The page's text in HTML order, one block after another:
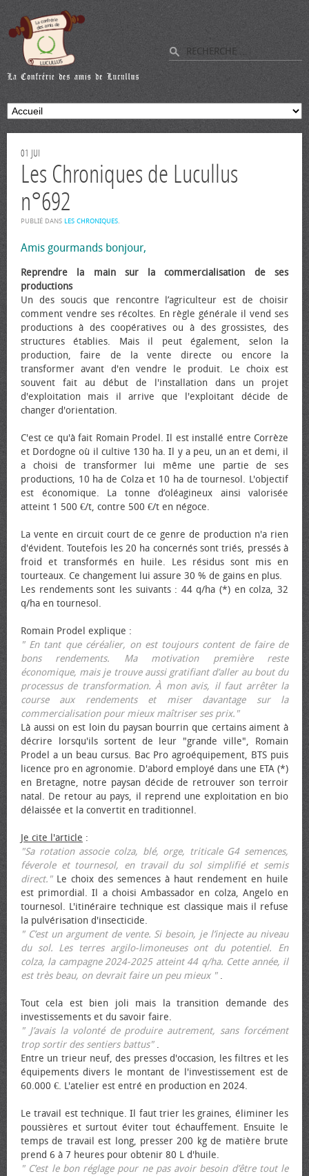
01 JUI
Les Chroniques de Lucullus
n°692
PUBLIÉ DANS LES CHRONIQUES.
Amis gourmands bonjour,
Reprendre la main sur la commercialisation de ses
productions
Un des soucis que rencontre l’agriculteur est de choisir
comment vendre ses récoltes. En règle générale il vend ses
productions à des coopératives ou à des grossistes, des
structures établies. Mais il peut également, selon la
production, faire de la vente directe ou encore la
transformer avant d'en vendre le produit. Le choix est
souvent fait au début de l'installation dans un projet
d'exploitation mais il arrive que l'exploitant décide de
changer d'orientation.
C'est ce qu'à fait Romain Prodel. Il est installé entre Corrèze
et Dordogne où il cultive 130 ha. Il y a peu, un an et demi, il
a choisi de transformer lui même une partie de ses
productions, 10 ha de Colza et 10 ha de tournesol. L'objectif
est économique. La tonne d’oléagineux ainsi valorisée
atteint 1 500 €/t, contre 500 €/t en négoce.
La vente en circuit court de ce genre de production n'a rien
d'évident. Toutefois les 20 ha concernés sont triés, pressés à
froid et transformés en huile. Les résidus sont mis en
tourteaux. Ce changement lui assure 30 % de gains en plus.
Les rendements sont les suivants : 44 q/ha (*) en colza, 32
q/ha en tournesol.
Romain Prodel explique :
" En tant que céréalier, on est toujours content de faire de
bons rendements. Ma motivation première reste
économique, mais je trouve aussi gratifiant d’aller au bout du
processus de transformation. À mon avis, il faut arrêter la
course aux rendements et miser davantage sur la
commercialisation pour mieux maîtriser ses prix."
Là aussi on est loin du paysan bourrin que certains aiment à
décrire lorsqu'ils sortent de leur "grande ville", Romain
Prodel a un beau cursus. Bac Pro agroéquipement, BTS puis
licence pro en agronomie. D'abord employé dans une ETA (*)
en Bretagne, notre paysan décide de retrouver son terroir
natal. De retour au pays, il reprend une exploitation en bio
délaissée et la convertit en traditionnel.
Je cite l'article :
"Sa rotation associe colza, blé, orge, triticale G4 semences,
féverole et tournesol, en travail du sol simplifié et semis
direct."Le choix des semences à haut rendement en huile
est primordial. Il a choisi Ambassador en colza, Angelo en
tournesol. L'itinéraire technique est classique mais il refuse
la pulvérisation d'insecticide.
" C’est un argument de vente. Si besoin, je l’injecte au niveau
du sol. Les terres argilo-limoneuses ont du potentiel. En
colza, la campagne 2024-2025 atteint 44 q/ha. Cette année, il
est très beau, on devrait faire un peu mieux ".
Tout cela est bien joli mais la transition demande des
investissements et du savoir faire.
" J’avais la volonté de produire autrement, sans forcément
trop sortir des sentiers battus".
Entre un trieur neuf, des presses d'occasion, les filtres et les
équipements divers le montant de l'investissement est de
60.000 €. L'atelier est entré en production en 2024.
Le travail est technique. Il faut trier les graines, éliminer les
poussières et surtout éviter tout échauffement. Ensuite le
temps de travail est long, presser 200 kg de matière brute
prend 6 à 7 heures pour obtenir 80 L d'huile.
" C’est le bon réglage pour ne pas avoir besoin d’être tout le